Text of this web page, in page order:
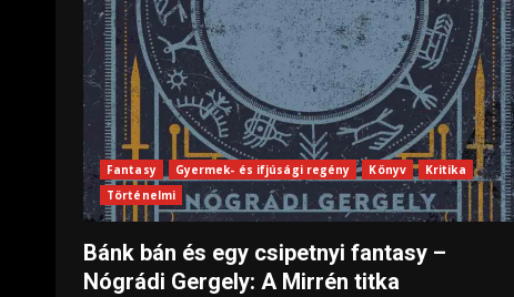
Fantasy Gyermek- és ifjúsági regény Könyv
Kritika
Történelmi
Bánk bán és egy csipetnyi fantasy –
Nógrádi Gergely: A Mirrén titka